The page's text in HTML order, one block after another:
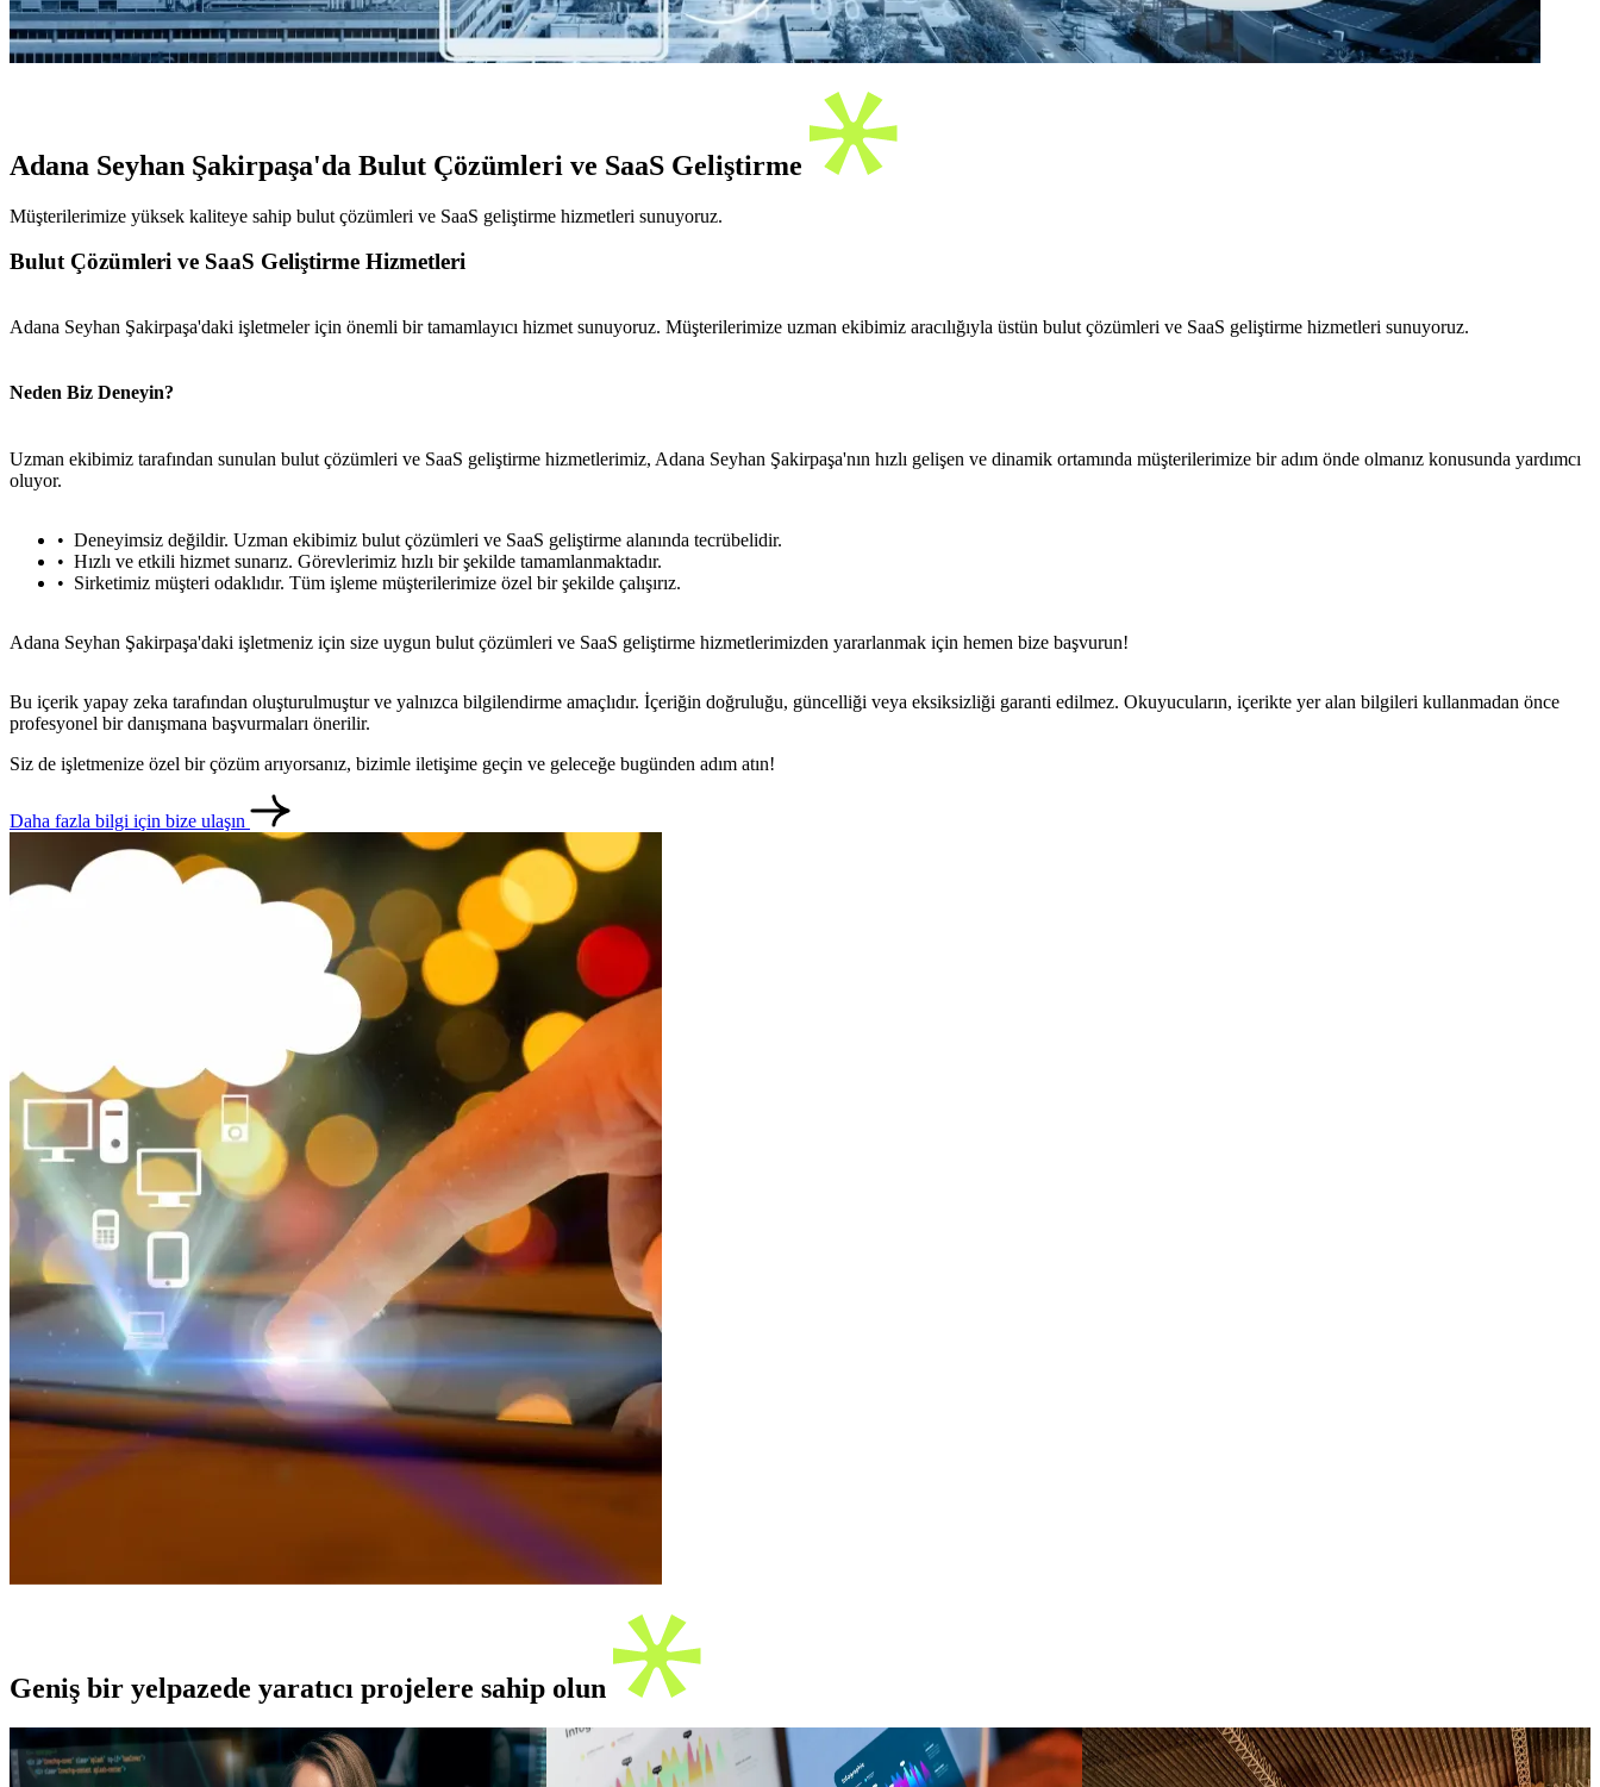
Adana Seyhan Şakirpaşa'da Bulut Çözümleri ve SaaS Geliştirme
Müşterilerimize yüksek kaliteye sahip bulut çözümleri ve SaaS geliştirme hizmetleri sunuyoruz.
Bulut Çözümleri ve SaaS Geliştirme Hizmetleri
Adana Seyhan Şakirpaşa'daki işletmeler için önemli bir tamamlayıcı hizmet sunuyoruz. Müşterilerimize uzman ekibimiz aracılığıyla üstün bulut çözümleri ve SaaS geliştirme hizmetleri sunuyoruz.
Neden Biz Deneyin?
Uzman ekibimiz tarafından sunulan bulut çözümleri ve SaaS geliştirme hizmetlerimiz, Adana Seyhan Şakirpaşa'nın hızlı gelişen ve dinamik ortamında müşterilerimize bir adım önde olmanız konusunda yardımcı
oluyor.
Deneyimsiz değildir. Uzman ekibimiz bulut çözümleri ve SaaS geliştirme alanında tecrübelidir.
Hızlı ve etkili hizmet sunarız. Görevlerimiz hızlı bir şekilde tamamlanmaktadır.
Sirketimiz müşteri odaklıdır. Tüm işleme müşterilerimize özel bir şekilde çalışırız.
Adana Seyhan Şakirpaşa'daki işletmeniz için size uygun bulut çözümleri ve SaaS geliştirme hizmetlerimizden yararlanmak için hemen bize başvurun!
Bu içerik yapay zeka tarafından oluşturulmuştur ve yalnızca bilgilendirme amaçlıdır. İçeriğin doğruluğu, güncelliği veya eksiksizliği garanti edilmez. Okuyucuların, içerikte yer alan bilgileri kullanmadan önce
profesyonel bir danışmana başvurmaları önerilir.
Siz de işletmenize özel bir çözüm arıyorsanız, bizimle iletişime geçin ve geleceğe bugünden adım atın!
Daha fazla bilgi için bize ulaşın
Geniş bir yelpazede yaratıcı projelere sahip olun